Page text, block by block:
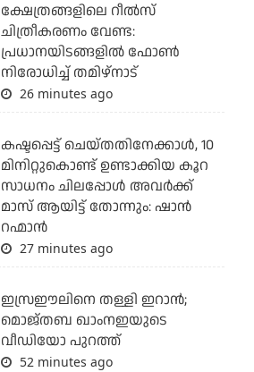
ക്ഷേത്രങ്ങളിലെ റീല്‍സ്
ചിത്രീകരണം വേണ്ട:
പ്രധാനയിടങ്ങളില്‍ ഫോണ്‍
നിരോധിച്ച് തമിഴ്‌നാട്
26 minutes ago
കഷ്ടപ്പെട്ട് ചെയ്തതിനേക്കാൾ, 10
മിനിറ്റുകൊണ്ട് ഉണ്ടാക്കിയ കൂറ
സാധനം ചിലപ്പോൾ അവർക്ക്
മാസ് ആയിട്ട് തോന്നും: ഷാൻ
റഹ്മാൻ
27 minutes ago
ഇസ്രഈലിനെ തള്ളി ഇറാന്‍;
മൊജ്തബ ഖാംനഇയുടെ
വീഡിയോ പുറത്ത്
52 minutes ago